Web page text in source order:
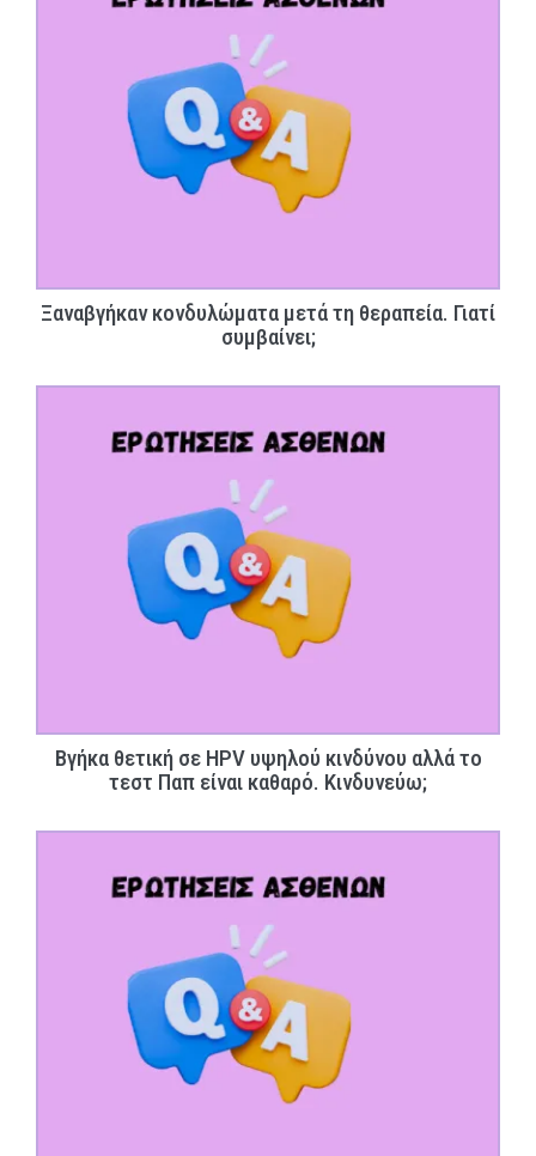
Ξαναβγήκαν κονδυλώματα μετά τη θεραπεία. Γιατί
συμβαίνει;
Βγήκα θετική σε HPV υψηλού κινδύνου αλλά το
τεστ Παπ είναι καθαρό. Κινδυνεύω;